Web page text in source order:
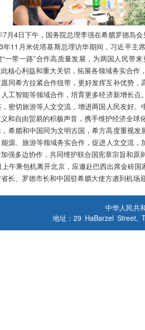
7月4日下午，国务院总理李强在希腊罗德岛
年11月米佐塔基斯总理访华期间，习近平主
一带一路”合作高质量发展，为两国人民带
核心利益和重大关切，拓展各领域务实合作
同希方拉紧合作纽带，更好发挥互补优势
工智能等领域合作，培育更多经济新增长
密切旅游等人文交流，增进两国人民友好
和自由贸易的积极声音，携手维护经济全
希腊和中国同为文明古国，希方高度重视
源、旅游等领域务实合作，促进人文交流
强多边协作，共同维护联合国宪章宗旨和
午乘包机离开北京，应邀赴巴西出席金砖
长、罗德市长和中国驻希腊大使方遒到机场
中华人民共
地址：29 HaBarzel Street,